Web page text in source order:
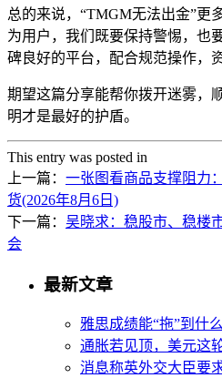
总的来说，“TMGM无法出金”更
为用户，我们既要保持警惕，也
碑良好的平台，配合规范操作，
期望这篇分享能帮你拨开迷雾，
明才是最好的护盾。
This entry was posted in
上一篇： 一张图看商品支撑阻力
货(2026年8月6日)
下一篇： 吴晓求：稳股市、稳楼
会
最新文章
雅思成绩能“拖”到什
通胀若见顶，美元这
消息称英外交大臣要